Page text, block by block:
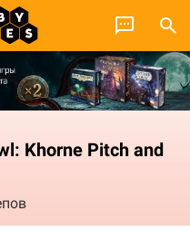
Khorne Pitch and